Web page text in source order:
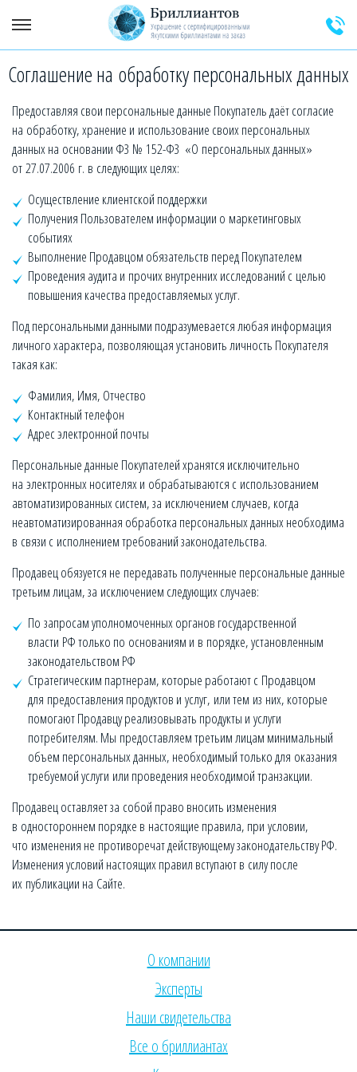
+7 (925) 589-64-91 Заказать звонок эксперта
Соглашение на обработку персональных данных
Предоставляя свои персональные данные Покупатель даёт согласие
на обработку, хранение и использование своих персональных
данных на основании ФЗ № 152-ФЗ «О персональных данных»
от 27.07.2006 г. в следующих целях:
Осуществление клиентской поддержки
Получения Пользователем информации о маркетинговых
событиях
Выполнение Продавцом обязательств перед Покупателем
Проведения аудита и прочих внутренних исследований с целью
повышения качества предоставляемых услуг.
Под персональными данными подразумевается любая информация
личного характера, позволяющая установить личность Покупателя
такая как:
Фамилия, Имя, Отчество
Контактный телефон
Адрес электронной почты
Персональные данные Покупателей хранятся исключительно
на электронных носителях и обрабатываются с использованием
автоматизированных систем, за исключением случаев, когда
неавтоматизированная обработка персональных данных необходима
в связи с исполнением требований законодательства.
Продавец обязуется не передавать полученные персональные данные
третьим лицам, за исключением следующих случаев:
По запросам уполномоченных органов государственной
власти РФ только по основаниям и в порядке, установленным
законодательством РФ
Стратегическим партнерам, которые работают с Продавцом
для предоставления продуктов и услуг, или тем из них, которые
помогают Продавцу реализовывать продукты и услуги
потребителям. Мы предоставляем третьим лицам минимальный
объем персональных данных, необходимый только для оказания
требуемой услуги или проведения необходимой транзакции.
Продавец оставляет за собой право вносить изменения
в одностороннем порядке в настоящие правила, при условии,
что изменения не противоречат действующему законодательству РФ.
Изменения условий настоящих правил вступают в силу после
их публикации на Сайте.
О компании
Эксперты
Наши свидетельства
Все о бриллиантах